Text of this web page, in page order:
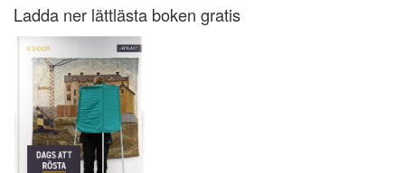
Ladda ner lättlästa boken gratis